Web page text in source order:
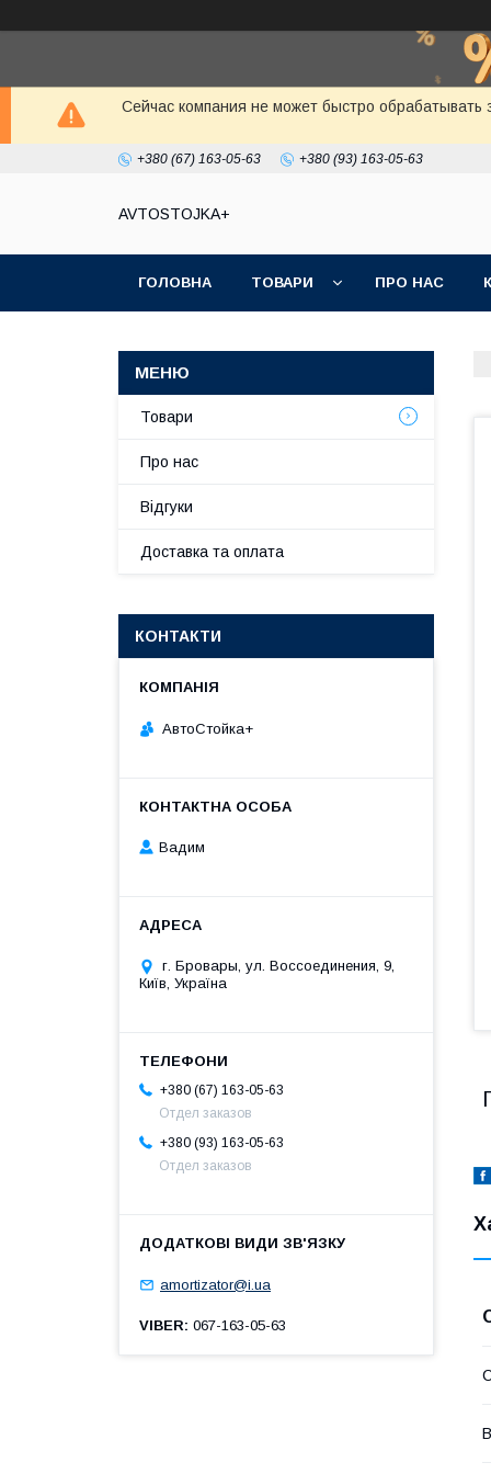
Сейчас компания не может быстро
+380 (67) 163-05-63 +380 (93) 163-05-63
AVTOSTOJKA+
ГОЛОВНА ТОВАРИ ПРО НАС
Товари
Про нас
Відгуки
Доставка та оплата
КОНТАКТИ
АвтоСтойка+
Вадим
г. Бровары, ул. Воссоединения, 9,
Київ, Україна
+380 (67) 163-05-63
Отдел заказов
+380 (93) 163-05-63
Отдел заказов
amortizator@i.ua
VIBER 067-163-05-63